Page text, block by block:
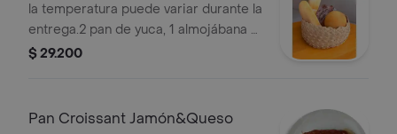
la temperatura puede variar durante la
entrega.2 pan de yuca, 1 almojábana y
1 roscón, a disponibilidad en tienda.
$ 29.200
Pan Croissant Jamón&Queso